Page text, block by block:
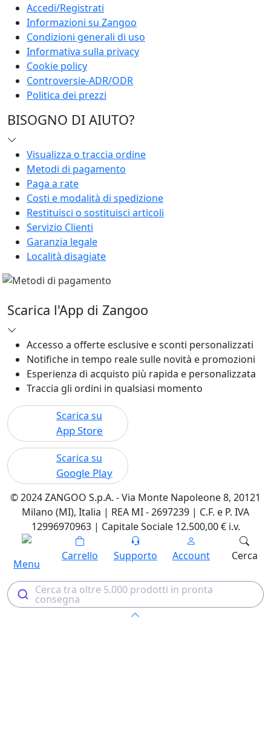
Accedi/Registrati
Informazioni su Zangoo
Condizioni generali di uso
Informativa sulla privacy
Cookie policy
Controversie-ADR/ODR
Politica dei prezzi
BISOGNO DI AIUTO?
Visualizza o traccia ordine
Metodi di pagamento
Paga a rate
Costi e modalità di spedizione
Restituisci o sostituisci articoli
Servizio Clienti
Garanzia legale
Località disagiate
Scarica l'App di Zangoo
Accesso a offerte esclusive e sconti personalizzati
Notifiche in tempo reale sulle novità e promozioni
Esperienza di acquisto più rapida e personalizzata
Traccia gli ordini in qualsiasi momento
Scarica su
App Store
Scarica su
Google Play
© 2024 ZANGOO S.p.A. - Via Monte Napoleone 8, 20121
Milano (MI), Italia | REA MI - 2697239 | C.F. e P. IVA
12996970963 | Capitale Sociale 12.500,00 € i.v.
Menu
Carrello Supporto Account Cerca
Cerca tra oltre 5.000 prodotti in pronta
consegna